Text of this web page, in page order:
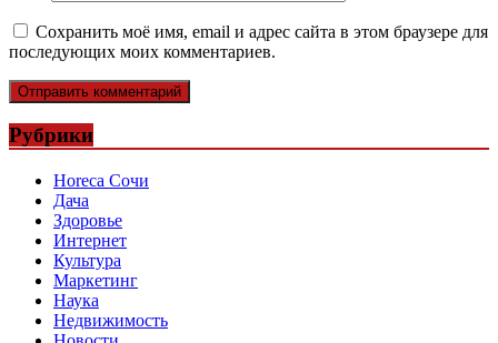
Сохранить моё имя, email и адрес сайта в этом браузере для
последующих моих комментариев.
Рубрики
Horeca Сочи
Дача
Здоровье
Интернет
Культура
Маркетинг
Наука
Недвижимость